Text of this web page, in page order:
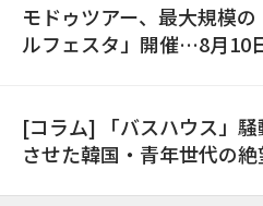
モドゥツアー、最大規模の
ルフェスタ」開催…8月10
[コラム] 「バスハウス」騒
させた韓国・青年世代の絶